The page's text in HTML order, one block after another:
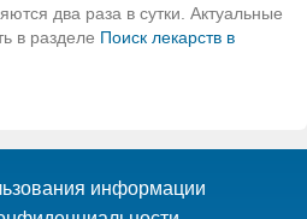
два раза в сутки. Актуальные
в разделе Поиск лекарств в
информации